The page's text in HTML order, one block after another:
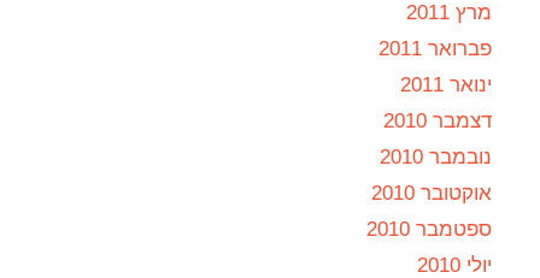
מרץ 2011
פברואר 2011
ינואר 2011
דצמבר 2010
נובמבר 2010
אוקטובר 2010
ספטמבר 2010
יולי 2010